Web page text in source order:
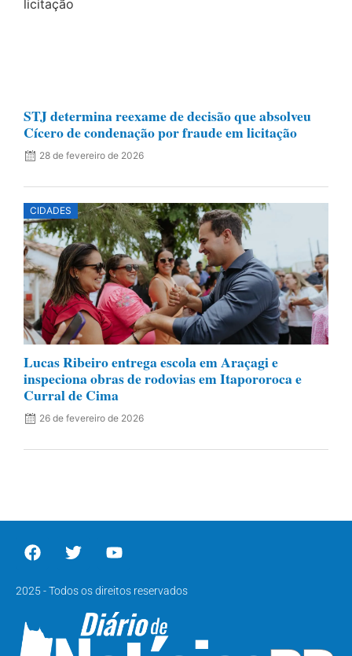
STJ determina reexame de decisão que absolveu
Cícero de condenação por fraude em licitação
28 de fevereiro de 2026
CIDADES
Lucas Ribeiro entrega escola em Araçagi e
inspeciona obras de rodovias em Itapororoca e
Curral de Cima
26 de fevereiro de 2026
2025 - Todos os direitos reservados